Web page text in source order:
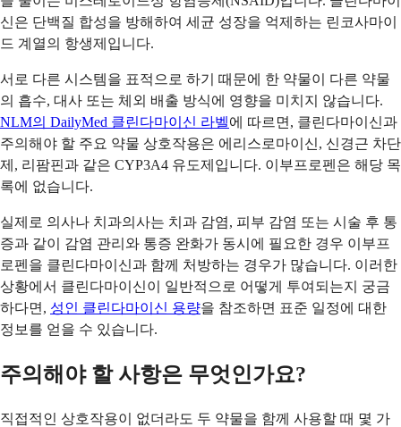
신은 단백질 합성을 방해하여 세균 성장을 억제하는 린코사마이
드 계열의 항생제입니다.
서로 다른 시스템을 표적으로 하기 때문에 한 약물이 다른 약물
의 흡수, 대사 또는 체외 배출 방식에 영향을 미치지 않습니다.
NLM의 DailyMed 클린다마이신 라벨에 따르면, 클린다마이신과
주의해야 할 주요 약물 상호작용은 에리스로마이신, 신경근 차단
제, 리팜핀과 같은 CYP3A4 유도제입니다. 이부프로펜은 해당 목
록에 없습니다.
실제로 의사나 치과의사는 치과 감염, 피부 감염 또는 시술 후 통
증과 같이 감염 관리와 통증 완화가 동시에 필요한 경우 이부프
로펜을 클린다마이신과 함께 처방하는 경우가 많습니다. 이러한
상황에서 클린다마이신이 일반적으로 어떻게 투여되는지 궁금
하다면, 성인 클린다마이신 용량을 참조하면 표준 일정에 대한
정보를 얻을 수 있습니다.
주의해야 할 사항은 무엇인가요?
직접적인 상호작용이 없더라도 두 약물을 함께 사용할 때 몇 가